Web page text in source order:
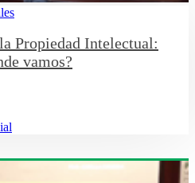
Propiedad Intelectual:
vamos?